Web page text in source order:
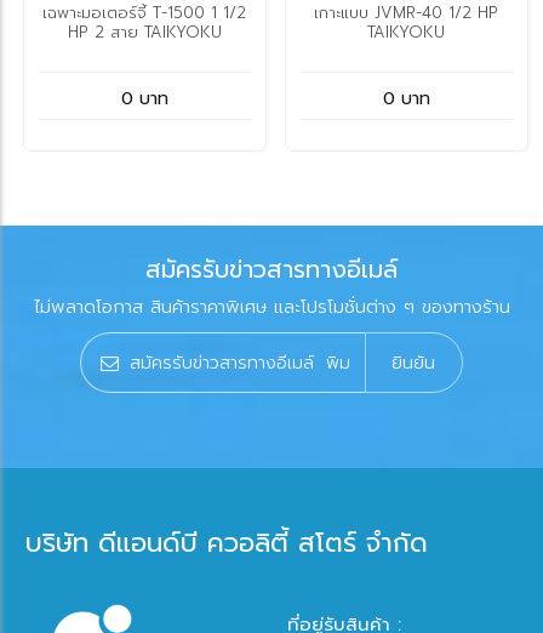
เฉพาะมอเตอร์จี้ T-1500 1 1/2
HP 2 สาย TAIKYOKU
0 บาท
เกาะแบบ JVMR-40 1/2 HP
TAIKYOKU
0 บาท
สมัครรับข่าวสารทางอีเมล์
ไม่พลาดโอกาส สินค้าราคาพิเศษ และโปรโมชั่นต่าง ๆ ของทางร้าน
ยินยัน
บริษัท ดีแอนด์บี ควอลิตี้ สโตร์ จำกัด
ที่อยู่รับสินค้า :